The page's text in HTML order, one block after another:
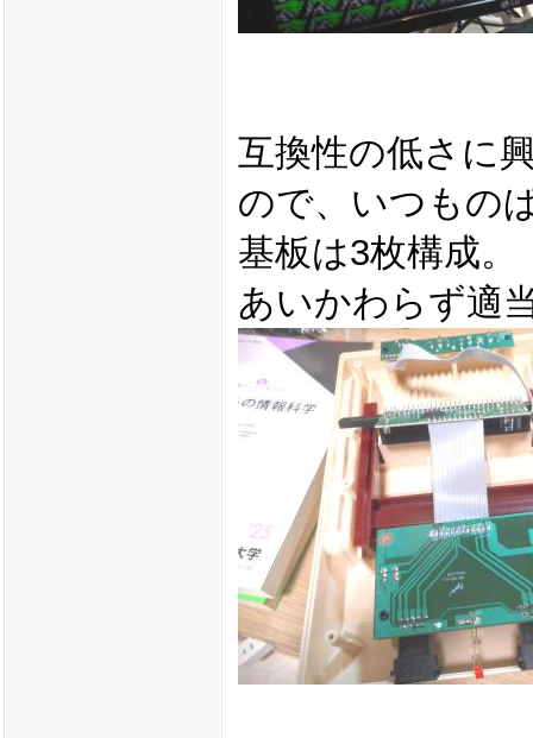
互換性の低さに
ので、いつもの
基板は3枚構成。
あいかわらず適